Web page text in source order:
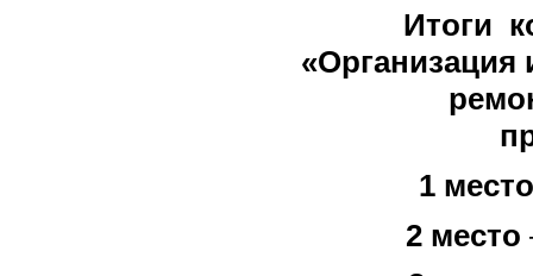
Итоги
«Организация
1 место
2 место